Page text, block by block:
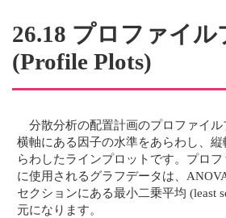
26.18 プロファイル
(Profile Plots)
分散分析の配置計画のプロファイ
横軸にある因子の水準をあらわし、
らわしたラインプロットです。プロ
に使用されるグラフデータは、
セクションにある最小二乗平均 (least
元になります。